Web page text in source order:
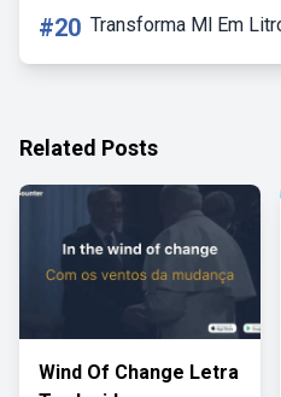
#20 Transforma Ml Em
Related Posts
Wind Of Change Letra